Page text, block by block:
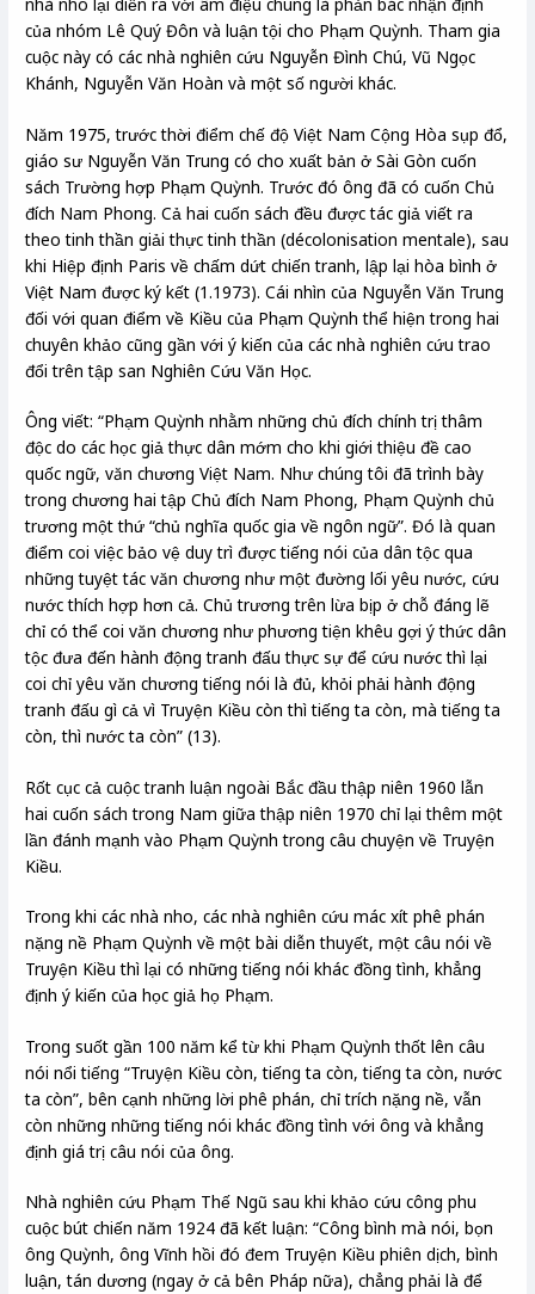
của nhóm Lê Quý Đôn và luận tội cho Phạm Quỳnh. Tham gia
cuộc này có các nhà nghiên cứu Nguyễn Đình Chú, Vũ Ngọc
Khánh, Nguyễn Văn Hoàn và một số người khác.
Năm 1975, trước thời điểm chế độ Việt Nam Cộng Hòa sụp đổ,
giáo sư Nguyễn Văn Trung có cho xuất bản ở Sài Gòn cuốn
sách Trường hợp Phạm Quỳnh. Trước đó ông đã có cuốn Chủ
đích Nam Phong. Cả hai cuốn sách đều được tác giả viết ra
theo tinh thần giải thực tinh thần (décolonisation mentale), sau
khi Hiệp định Paris về chấm dứt chiến tranh, lập lại hòa bình ở
Việt Nam được ký kết (1.1973). Cái nhìn của Nguyễn Văn Trung
đối với quan điểm về Kiều của Phạm Quỳnh thể hiện trong hai
chuyên khảo cũng gần với ý kiến của các nhà nghiên cứu trao
đổi trên tập san Nghiên Cứu Văn Học.
Ông viết: “Phạm Quỳnh nhằm những chủ đích chính trị thâm
độc do các học giả thực dân mớm cho khi giới thiệu đề cao
quốc ngữ, văn chương Việt Nam. Như chúng tôi đã trình bày
trong chương hai tập Chủ đích Nam Phong, Phạm Quỳnh chủ
trương một thứ “chủ nghĩa quốc gia về ngôn ngữ”. Đó là quan
điểm coi việc bảo vệ duy trì được tiếng nói của dân tộc qua
những tuyệt tác văn chương như một đường lối yêu nước, cứu
nước thích hợp hơn cả. Chủ trương trên lừa bịp ở chỗ đáng lẽ
chỉ có thể coi văn chương như phương tiện khêu gợi ý thức dân
tộc đưa đến hành động tranh đấu thực sự để cứu nước thì lại
coi chỉ yêu văn chương tiếng nói là đủ, khỏi phải hành động
tranh đấu gì cả vì Truyện Kiều còn thì tiếng ta còn, mà tiếng ta
còn, thì nước ta còn” (13).
Rốt cục cả cuộc tranh luận ngoài Bắc đầu thập niên 1960 lẫn
hai cuốn sách trong Nam giữa thập niên 1970 chỉ lại thêm một
lần đánh mạnh vào Phạm Quỳnh trong câu chuyện về Truyện
Kiều.
Trong khi các nhà nho, các nhà nghiên cứu mác xít phê phán
nặng nề Phạm Quỳnh về một bài diễn thuyết, một câu nói về
Truyện Kiều thì lại có những tiếng nói khác đồng tình, khẳng
định ý kiến của học giả họ Phạm.
Trong suốt gần 100 năm kể từ khi Phạm Quỳnh thốt lên câu
nói nổi tiếng “Truyện Kiều còn, tiếng ta còn, tiếng ta còn, nước
ta còn”, bên cạnh những lời phê phán, chỉ trích nặng nề, vẫn
còn những những tiếng nói khác đồng tình với ông và khẳng
định giá trị câu nói của ông.
Nhà nghiên cứu Phạm Thế Ngũ sau khi khảo cứu công phu
cuộc bút chiến năm 1924 đã kết luận: “Công bình mà nói, bọn
ông Quỳnh, ông Vĩnh hồi đó đem Truyện Kiều phiên dịch, bình
luận, tán dương (ngay ở cả bên Pháp nữa), chẳng phải là để